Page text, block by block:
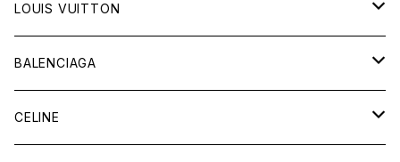
LOUIS VUITTON
バッグ
財布&小物
BALENCIAGA
バッグ
CELINE